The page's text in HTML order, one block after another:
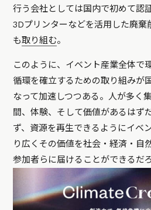
行う会社としては国内で初めて認
3Dプリンターなどを活用した廃棄
も取り組む。
このように、イベント産業全体で
循環を確立するための取り組みが
なって加速しつつある。人が多く
間、体験、そして価値があるはず
ず、資源を再生できるようにイベ
り広くその価値を社会・経済・自
参加者らに届けることができるだろ